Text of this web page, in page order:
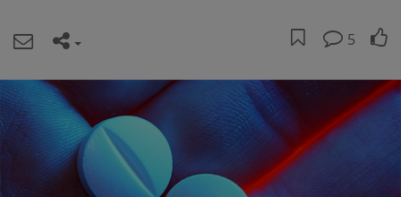
5